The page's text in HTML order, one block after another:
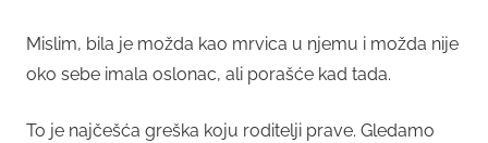
Mislim, bila je možda kao mrvica u njemu i možda nije
oko sebe imala oslonac, ali porašće kad tada.
To je najčešća greška koju roditelji prave. Gledamo